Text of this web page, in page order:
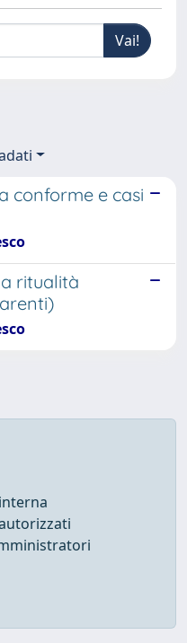
conforme e casi
ritualità